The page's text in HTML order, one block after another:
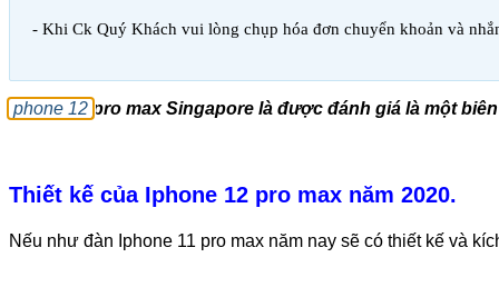
- Khi Ck Quý Khách vui lòng chụp hóa đơn chuyển khoản và
phone 12 pro max Singapore là được đánh giá là một
Thiết kế của Iphone 12 pro max năm 2020.
Nếu như đàn Iphone 11 pro max năm nay sẽ có thiết kế và